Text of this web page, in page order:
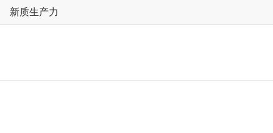
新质生产力